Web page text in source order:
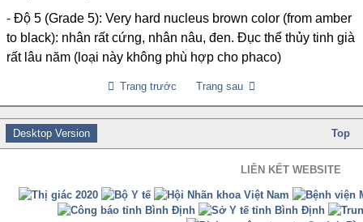
- Độ 5 (Grade 5): Very hard nucleus brown color (from amber
to black): nhân rất cứng, nhân nâu, đen. Đục thể thủy tinh già
rất lâu năm (loại này không phù hợp cho phaco)
Trang trước Trang sau
Desktop Version Top
LIÊN KẾT WEBSITE